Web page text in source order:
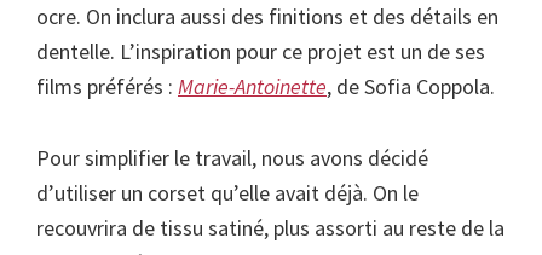
ocre. On inclura aussi des finitions et des détails en
dentelle. L’inspiration pour ce projet est un de ses
films préférés : Marie-Antoinette, de Sofia Coppola.
Pour simplifier le travail, nous avons décidé
d’utiliser un corset qu’elle avait déjà. On le
recouvrira de tissu satiné, plus assorti au reste de la